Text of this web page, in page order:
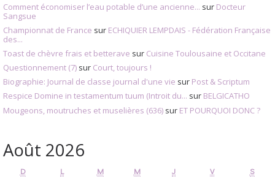
Comment économiser l’eau potable d’une ancienne... sur Docteur
Sangsue
Championnat de France sur ECHIQUIER LEMPDAIS - Fédération Française
des...
Toast de chèvre frais et betterave sur Cuisine Toulousaine et Occitane
Questionnement (7) sur Court, toujours !
Biographie: Journal de classe journal d'une vie sur Post & Scriptum
Respice Domine in testamentum tuum (Introit du... sur BELGICATHO
Mougeons, moutruches et muselières (636) sur ET POURQUOI DONC ?
Août 2026
D L M M J V
S